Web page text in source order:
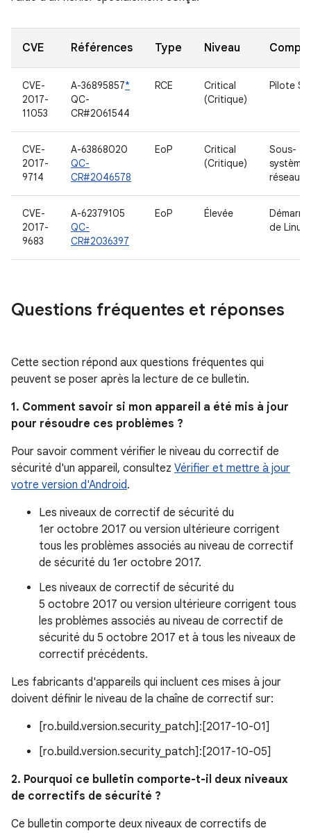
CVE Références Type Niveau
CVE-
2017-
11053
A-36895857*
QC-
CR#2061544
RCE
Critical
(Critique)
Pilote
CVE-
2017-
9714
A-63868020
QC-
CR#2046578
EoP
Critical
(Critique)
Sous-
système
réseau
CVE-
2017-
9683
A-62379105
QC-
CR#2036397
EoP Élevée
de Linux
Questions fréquentes et réponses
Cette section répond aux questions fréquentes qui
peuvent se poser après la lecture de ce bulletin.
1. Comment savoir si mon appareil a été mis à jour
pour résoudre ces problèmes ?
Pour savoir comment vérifier le niveau du correctif de
sécurité d'un appareil, consultez Vérifier et mettre à jour
votre version d'Android.
Les niveaux de correctif de sécurité du
1er octobre 2017 ou version ultérieure corrigent
tous les problèmes associés au niveau de correctif
de sécurité du 1er octobre 2017.
Les niveaux de correctif de sécurité du
5 octobre 2017 ou version ultérieure corrigent tous
les problèmes associés au niveau de correctif de
sécurité du 5 octobre 2017 et à tous les niveaux de
correctif précédents.
Les fabricants d'appareils qui incluent ces mises à jour
doivent définir le niveau de la chaîne de correctif sur:
[ro.build.version.security_patch]:[2017-10-01]
[ro.build.version.security_patch]:[2017-10-05]
2. Pourquoi ce bulletin comporte-t-il deux niveaux
de correctifs de sécurité ?
Ce bulletin comporte deux niveaux de correctifs de